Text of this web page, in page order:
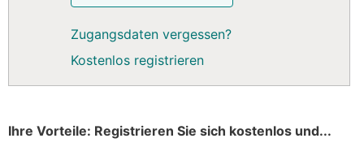
Zugangsdaten vergessen?
Kostenlos registrieren
Ihre Vorteile: Registrieren Sie sich kostenlos und...